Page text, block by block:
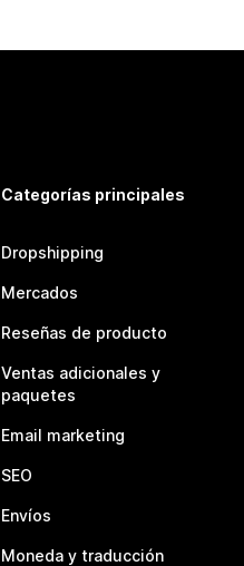
Categorías principales
Dropshipping
Mercados
Reseñas de producto
Ventas adicionales y
paquetes
Email marketing
SEO
Envíos
Moneda y traducción